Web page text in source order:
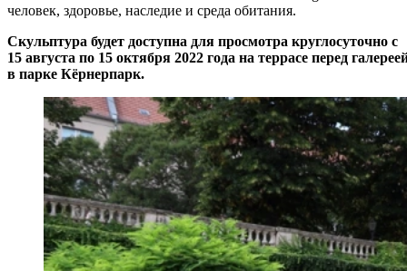
человек, здоровье, наследие и среда обитания.
Скульптура будет доступна для просмотра круглосуточно с
15 августа по 15 октября 2022 года на террасе перед
в парке Кёрнерпарк.